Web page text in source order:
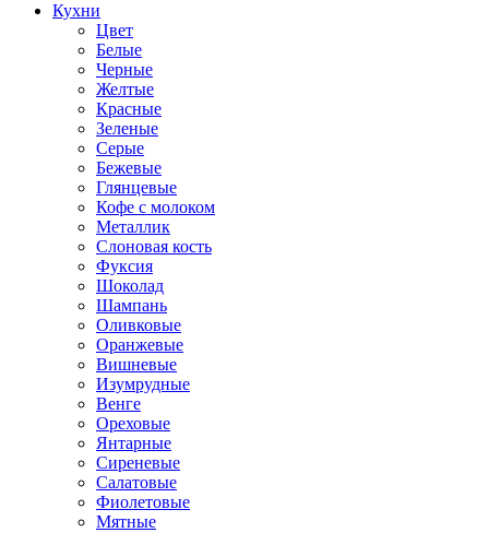
Кухни
Цвет
Белые
Черные
Желтые
Красные
Зеленые
Серые
Бежевые
Глянцевые
Кофе с молоком
Металлик
Слоновая кость
Фуксия
Шоколад
Шампань
Оливковые
Оранжевые
Вишневые
Изумрудные
Венге
Ореховые
Янтарные
Сиреневые
Салатовые
Фиолетовые
Мятные